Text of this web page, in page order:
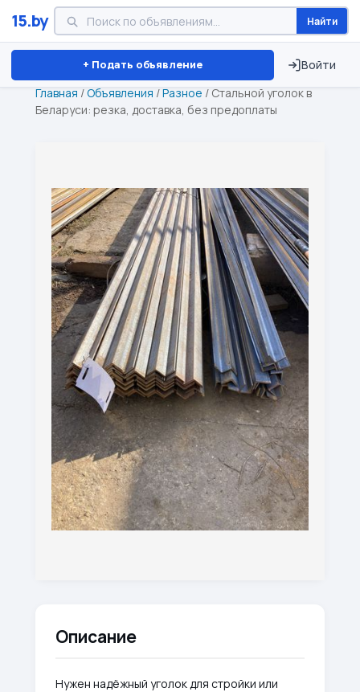
15.by Найти
+ Подать объявление Войти
Минск Витебск Брест ⏱ ТОЛЬКО 15 ДНЕЙ
Главная /Объявления /Разное / Стальной уголок в
Беларуси: резка, доставка, без предоплаты
Описание
Нужен надёжный уголок для стройки или